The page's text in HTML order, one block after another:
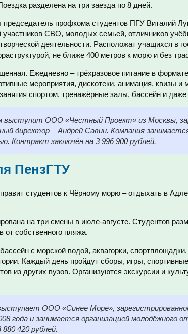
разделена на три заезда по 8 дней.
профкома студентов ПГУ Виталий
участников СВО, молодых семьей, отличников
деятельности. Расположат учащихся в
не ближе 400 метров к морю и без
Ежедневно – трёхразовое питание в
мероприятия, дискотеки, анимация, квизы и
спортом, тренажёрные залы, бассейн и
выступит ООО «Честный Проект» из Москвы,
директор – Андрей Савин. Компания
Контракт заключён на 3 996 900 рублей.
ПензГТУ
студентов к Чёрному морю – отдыхать в
на три смены в июле-августе. Студентов
от собственного пляжа.
с морской водой, аквагорки,
Каждый день пройдут сборы, игры,
из других вузов. Организуются экскурсии и
ООО «Синее Море»,
года и занимается организацией молодёжного
420 рублей.